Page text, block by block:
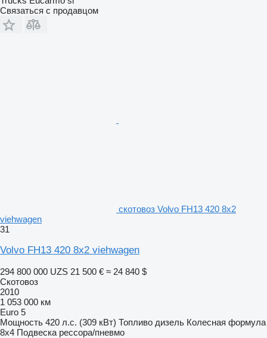
Связаться с продавцом
скотовоз Volvo FH13 420 8x2
viehwagen
31
Volvo FH13 420 8x2 viehwagen
294 800 000 UZS 21 500 € ≈ 24 840 $
Скотовоз
2010
1 053 000 км
Euro 5
Мощность 420 л.с. (309 кВт) Топливо дизель Колесная формула
8x4 Подвеска рессора/пневмо